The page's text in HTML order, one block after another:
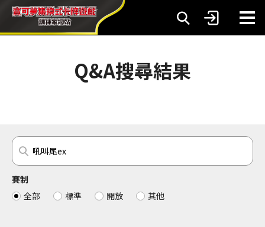
Q&A搜尋結果
賽制
全部
標準 開放 其他